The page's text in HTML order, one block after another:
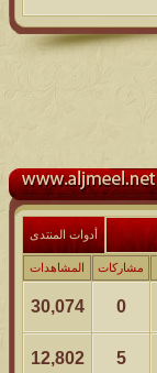
أدوات المنتدى
مشاركات المشاهدات
0
30,074
5
12,802